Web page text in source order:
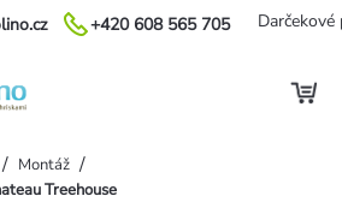
+420 608 565 705 Darčekové
/ Montáž /
Treehouse